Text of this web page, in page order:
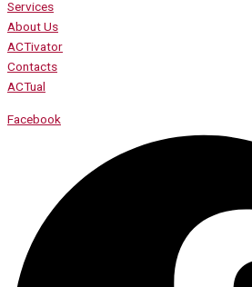
Services
About Us
ACTivator
Contacts
ACTual
Facebook